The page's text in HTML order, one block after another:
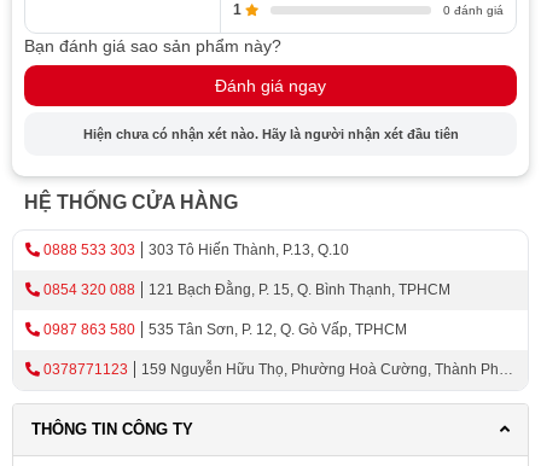
1 0 đánh giá
Bạn đánh giá sao sản phẩm này?
Đánh giá ngay
Hiện chưa có nhận xét nào. Hãy là người nhận xét đầu tiên
HỆ THỐNG CỬA HÀNG
0888 533 303 303 Tô Hiến Thành, P.13, Q.10
0854 320 088 121 Bạch Đằng, P. 15, Q. Bình Thạnh, TPHCM
0987 863 580 535 Tân Sơn, P. 12, Q. Gò Vấp, TPHCM
0378771123
159 Nguyễn Hữu Thọ, Phường Hoà Cường, Thành Phố
THÔNG TIN CÔNG TY